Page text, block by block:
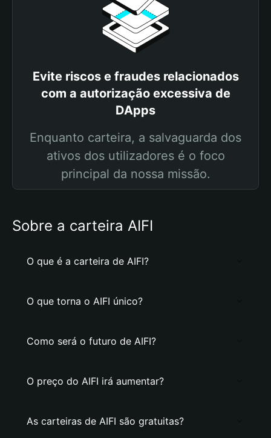
Evite riscos e fraudes relacionados
com a autorização excessiva de
DApps
Enquanto carteira, a salvaguarda dos
ativos dos utilizadores é o foco
principal da nossa missão.
Sobre a carteira AIFI
O que é a carteira de AIFI?
O que torna o AIFI único?
Como será o futuro de AIFI?
O preço do AIFI irá aumentar?
As carteiras de AIFI são gratuitas?